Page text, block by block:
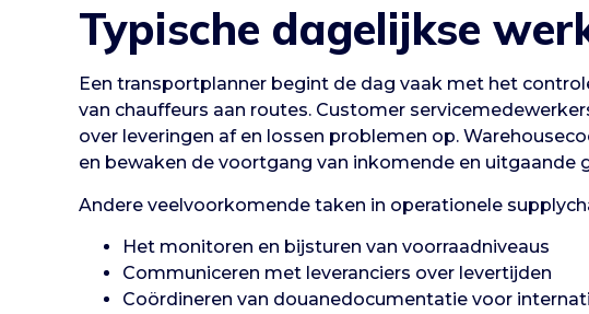
Typische dagelijkse
Een transportplanner begint de dag vaak met het
van chauffeurs aan routes. Customer
over leveringen af en lossen problemen op.
en bewaken de voortgang van inkomende en uitgaande
Andere veelvoorkomende taken in operationele
Het monitoren en bijsturen van voorraadniveaus
Communiceren met leveranciers over levertijden
Coördineren van douanedocumentatie voor